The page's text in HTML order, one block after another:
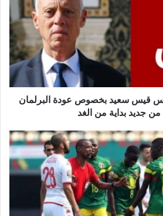
قيس سعيد بخصوص عودة البرلمان
جديد بداية من الغد